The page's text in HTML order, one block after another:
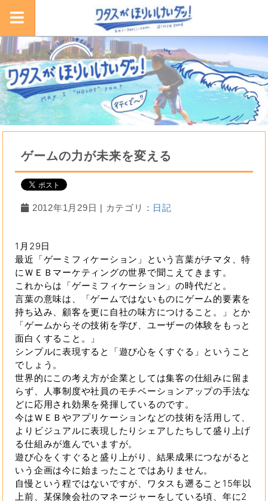
ゲームの力が未来を変える
2012年1月29日 | カテゴリ： 日記
1月29日
最近「ゲーミフィケーション」という言葉がチマタ、特
にＷＥＢマーケティングの世界で聞こえてきます。
これからは「ゲーミフィケーション」の時代だと。
言葉の意味は、「ゲームではないものにゲーム的要素を
持ち込み、顧客を更に自社の味方につけること。」とか
「ゲームからその技術を学び、ユーザーの体験をもっと
面白くすること。」
シンプルに表現すると「遊び心をくすぐる」ということ
でしょう。
世界的にこの考え方が企業としては集客の仕組みに留ま
らず、人事制度や社員のモチベーションアップの手法な
どに応用され効果を発揮しているのです。
今はＷＥＢやアプリケーションなどの技術を活用して、
よりビジュアルに表現したりシェアしたちして盛り上げ
る仕組みが進んでいますが。
遊び心をくすぐると盛り上がり、結果成果につながると
いう企画は今に始まったことではありません。
自慢という程ではないですが、ワタスも遡ること15年以
上前、某保険会社のマネージャーをしている頃、年に2